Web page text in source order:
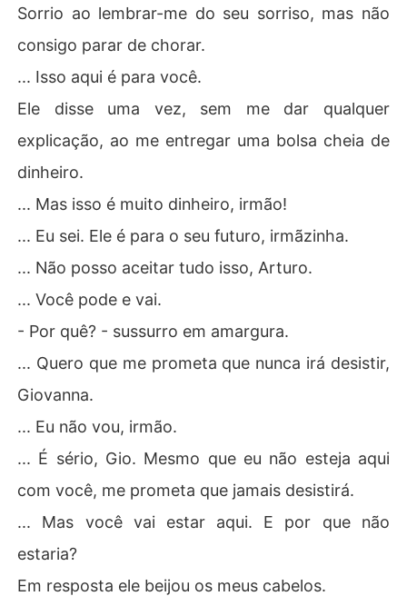
Sorrio ao lembrar-me do seu sorriso, mas não
consigo parar de chorar.
... Isso aqui é para você.
Ele disse uma vez, sem me dar qualquer
explicação, ao me entregar uma bolsa cheia de
dinheiro.
... Mas isso é muito dinheiro, irmão!
... Eu sei. Ele é para o seu futuro, irmãzinha.
... Não posso aceitar tudo isso, Arturo.
... Você pode e vai.
- Por quê? - sussurro em amargura.
... Quero que me prometa que nunca irá desistir,
Giovanna.
... Eu não vou, irmão.
... É sério, Gio. Mesmo que eu não esteja aqui
com você, me prometa que jamais desistirá.
... Mas você vai estar aqui. E por que não
estaria?
Em resposta ele beijou os meus cabelos.